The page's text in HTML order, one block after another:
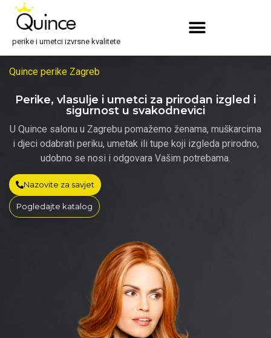
perike i umetci izvrsne kvalitete
Quince perike Zagreb
Perike, vlasulje i umetci za prirodan izgled i
sigurnost u svakodnevici
U Quince salonu u Zagrebu pomažemo ženama, muškarcima
i djeci odabrati periku, umetak ili tupe koji izgleda prirodno,
udobno se nosi i odgovara Vašim potrebama.
Nazovite za savjet
Pogledajte katalog